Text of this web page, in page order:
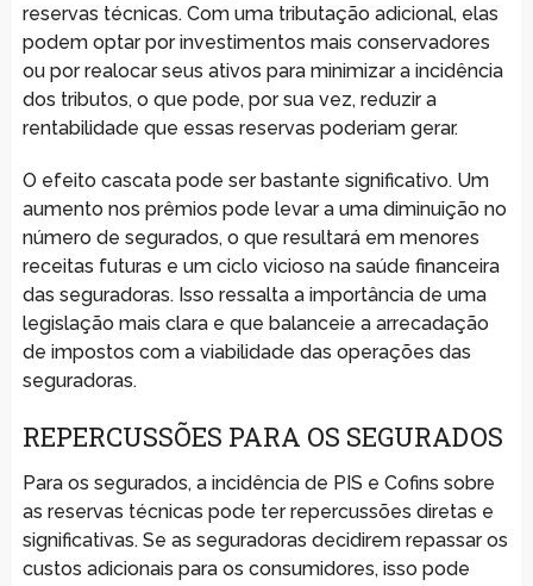
reservas técnicas. Com uma tributação adicional, elas
podem optar por investimentos mais conservadores
ou por realocar seus ativos para minimizar a incidência
dos tributos, o que pode, por sua vez, reduzir a
rentabilidade que essas reservas poderiam gerar.
O efeito cascata pode ser bastante significativo. Um
aumento nos prêmios pode levar a uma diminuição no
número de segurados, o que resultará em menores
receitas futuras e um ciclo vicioso na saúde financeira
das seguradoras. Isso ressalta a importância de uma
legislação mais clara e que balanceie a arrecadação
de impostos com a viabilidade das operações das
seguradoras.
REPERCUSSÕES PARA OS SEGURADOS
Para os segurados, a incidência de PIS e Cofins sobre
as reservas técnicas pode ter repercussões diretas e
significativas. Se as seguradoras decidirem repassar os
custos adicionais para os consumidores, isso pode